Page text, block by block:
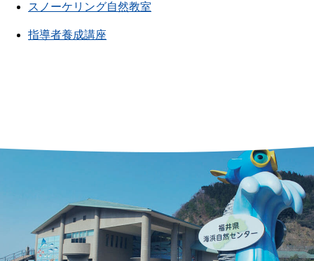
スノーケリング自然教室
指導者養成講座